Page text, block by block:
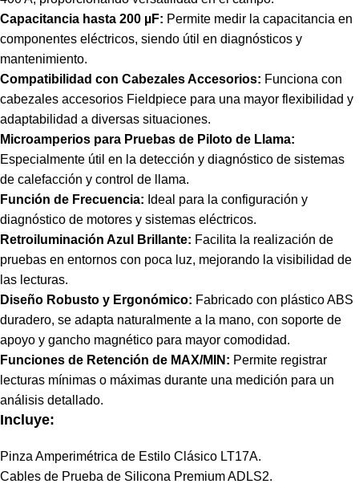
Capacitancia hasta 200 µF: Permite medir la capacitancia en
componentes eléctricos, siendo útil en diagnósticos y
mantenimiento.
Compatibilidad con Cabezales Accesorios: Funciona con
cabezales accesorios Fieldpiece para una mayor flexibilidad y
adaptabilidad a diversas situaciones.
Microamperios para Pruebas de Piloto de Llama:
Especialmente útil en la detección y diagnóstico de sistemas
de calefacción y control de llama.
Función de Frecuencia: Ideal para la configuración y
diagnóstico de motores y sistemas eléctricos.
Retroiluminación Azul Brillante: Facilita la realización de
pruebas en entornos con poca luz, mejorando la visibilidad de
las lecturas.
Diseño Robusto y Ergonómico: Fabricado con plástico ABS
duradero, se adapta naturalmente a la mano, con soporte de
apoyo y gancho magnético para mayor comodidad.
Funciones de Retención de MAX/MIN: Permite registrar
lecturas mínimas o máximas durante una medición para un
análisis detallado.
Incluye:
Pinza Amperimétrica de Estilo Clásico LT17A.
Cables de Prueba de Silicona Premium ADLS2.